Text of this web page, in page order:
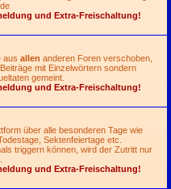
und Extra-Freischaltung!
aus allen anderen Foren verschoben,
mit Einzelwörtern sondern
gemeint.
und Extra-Freischaltung!
über alle besonderen Tage wie
Sektenfeiertage etc.
triggern können, wird der Zutritt nur
und Extra-Freischaltung!